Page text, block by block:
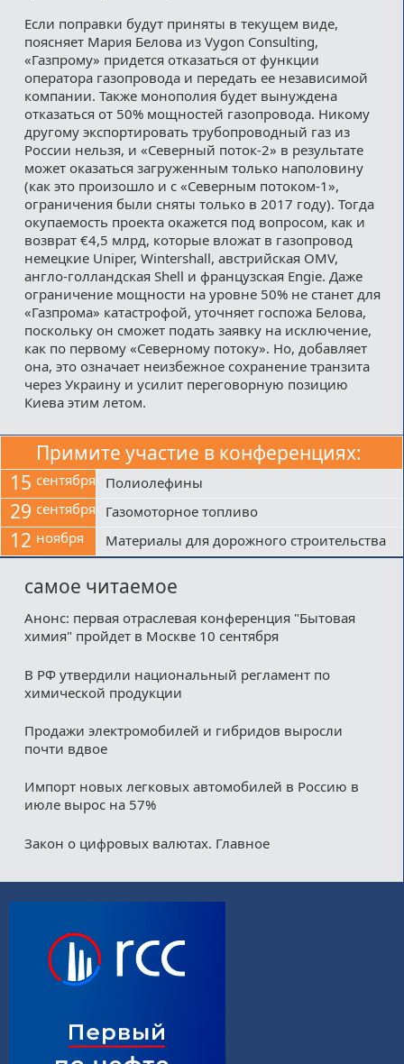
Если поправки будут приняты в текущем виде,
поясняет Мария Белова из Vygon Consulting,
«Газпрому» придется отказаться от функции
оператора газопровода и передать ее независимой
компании. Также монополия будет вынуждена
отказаться от 50% мощностей газопровода. Никому
другому экспортировать трубопроводный газ из
России нельзя, и «Северный поток-2» в результате
может оказаться загруженным только наполовину
(как это произошло и с «Северным потоком-1»,
ограничения были сняты только в 2017 году). Тогда
окупаемость проекта окажется под вопросом, как и
возврат €4,5 млрд, которые вложат в газопровод
немецкие Uniper, Wintershall, австрийская OMV,
англо-голландская Shell и французская Engie. Даже
ограничение мощности на уровне 50% не станет для
«Газпрома» катастрофой, уточняет госпожа Белова,
поскольку он сможет подать заявку на исключение,
как по первому «Северному потоку». Но, добавляет
она, это означает неизбежное сохранение транзита
через Украину и усилит переговорную позицию
Киева этим летом.
Примите участие в конференциях:
15 сентября Полиолефины
29 сентября Газомоторное топливо
12 ноября Материалы для дорожного строительства
самое читаемое
Анонс: первая отраслевая конференция "Бытовая
химия" пройдет в Москве 10 сентября
В РФ утвердили национальный регламент по
химической продукции
Продажи электромобилей и гибридов выросли
почти вдвое
Импорт новых легковых автомобилей в Россию в
июле вырос на 57%
Закон о цифровых валютах. Главное